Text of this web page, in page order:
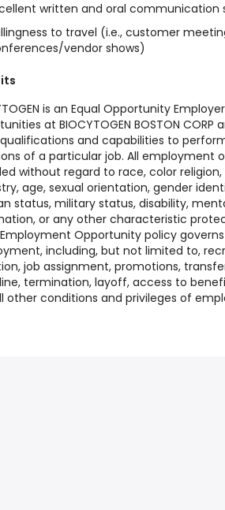
written and oral communication
to travel (i.e., customer
vendor shows)
is an Equal Opportunity
at BIOCYTOGEN BOSTON CORP
qualifications and capabilities to
of a particular job. All employment
without regard to race, color religion,
age, sexual orientation, gender
status, military status, disability,
or any other characteristic
Opportunity policy
including, but not limited to,
job assignment, promotions,
termination, layoff, access to
other conditions and privileges of